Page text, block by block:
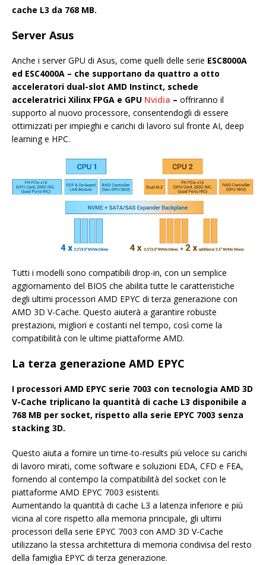
cache L3 da 768 MB.
Server Asus
Anche i server GPU di Asus, come quelli delle serie ESC8000A
ed ESC4000A – che supportano da quattro a otto
acceleratori dual-slot AMD Instinct, schede
acceleratrici Xilinx FPGA e GPU Nvidia – offriranno il
supporto al nuovo processore, consentendogli di essere
ottimizzati per impieghi e carichi di lavoro sul fronte AI, deep
learning e HPC.
Tutti i modelli sono compatibili drop-in, con un semplice
aggiornamento del BIOS che abilita tutte le caratteristiche
degli ultimi processori AMD EPYC di terza generazione con
AMD 3D V-Cache. Questo aiuterà a garantire robuste
prestazioni, migliori e costanti nel tempo, così come la
compatibilità con le ultime piattaforme AMD.
La terza generazione AMD EPYC
I processori AMD EPYC serie 7003 con tecnologia AMD 3D
V-Cache triplicano la quantità di cache L3 disponibile a
768 MB per socket, rispetto alla serie EPYC 7003 senza
stacking 3D.
Questo aiuta a fornire un time-to-results più veloce su carichi
di lavoro mirati, come software e soluzioni EDA, CFD e FEA,
fornendo al contempo la compatibilità del socket con le
piattaforme AMD EPYC 7003 esistenti.
Aumentando la quantità di cache L3 a latenza inferiore e più
vicina al core rispetto alla memoria principale, gli ultimi
processori della serie EPYC 7003 con AMD 3D V-Cache
utilizzano la stessa architettura di memoria condivisa del resto
della famiglia EPYC di terza generazione.